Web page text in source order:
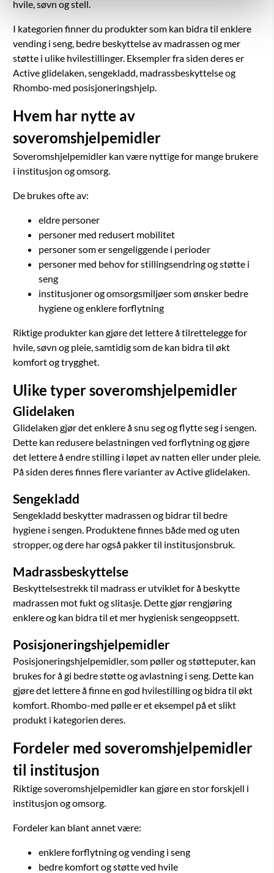
hvile, søvn og stell.
I kategorien finner du produkter som kan bidra til enklere
vending i seng, bedre beskyttelse av madrassen og mer
støtte i ulike hvilestillinger. Eksempler fra siden deres er
Active glidelaken, sengekladd, madrassbeskyttelse og
Rhombo-med posisjoneringshjelp.
Hvem har nytte av
soveromshjelpemidler
Soveromshjelpemidler kan være nyttige for mange brukere
i institusjon og omsorg.
De brukes ofte av:
eldre personer
personer med redusert mobilitet
personer som er sengeliggende i perioder
personer med behov for stillingsendring og støtte i
seng
institusjoner og omsorgsmiljøer som ønsker bedre
hygiene og enklere forflytning
Riktige produkter kan gjøre det lettere å tilrettelegge for
hvile, søvn og pleie, samtidig som de kan bidra til økt
komfort og trygghet.
Ulike typer soveromshjelpemidler
Glidelaken
Glidelaken gjør det enklere å snu seg og flytte seg i sengen.
Dette kan redusere belastningen ved forflytning og gjøre
det lettere å endre stilling i løpet av natten eller under pleie.
På siden deres finnes flere varianter av Active glidelaken.
Sengekladd
Sengekladd beskytter madrassen og bidrar til bedre
hygiene i sengen. Produktene finnes både med og uten
stropper, og dere har også pakker til institusjonsbruk.
Madrassbeskyttelse
Beskyttelsestrekk til madrass er utviklet for å beskytte
madrassen mot fukt og slitasje. Dette gjør rengjøring
enklere og kan bidra til et mer hygienisk sengeoppsett.
Posisjoneringshjelpemidler
Posisjoneringshjelpemidler, som pøller og støtteputer, kan
brukes for å gi bedre støtte og avlastning i seng. Dette kan
gjøre det lettere å finne en god hvilestilling og bidra til økt
komfort. Rhombo-med pølle er et eksempel på et slikt
produkt i kategorien deres.
Fordeler med soveromshjelpemidler
til institusjon
Riktige soveromshjelpemidler kan gjøre en stor forskjell i
institusjon og omsorg.
Fordeler kan blant annet være:
enklere forflytning og vending i seng
bedre komfort og støtte ved hvile